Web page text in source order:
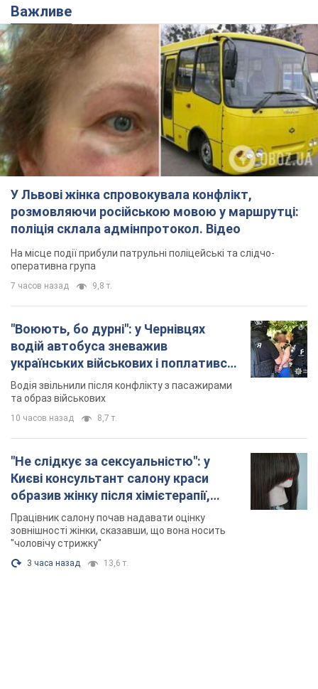
Важливе
У Львові жінка спровокувала конфлікт,
розмовляючи російською мовою у маршрутці:
поліція склала адмінпротокол. Відео
На місце події прибули патрульні поліцейські та слідчо-
оперативна група
7 часов назад 9,8 т.
"Воюють, бо дурні": у Чернівцях
водій автобуса зневажив
українських військових і поплатився.
Відео
Водія звільнили після конфлікту з пасажирами
та образ військових
10 часов назад 8,7 т.
"Не слідкує за сексуальністю": у
Києві консультант салону краси
образив жінку після хімієтерапії,
розгорівся скандал. Фото
Працівник салону почав надавати оцінку
зовнішності жінки, сказавши, що вона носить
"чоловічу стрижку"
3 часа назад 13,6 т.